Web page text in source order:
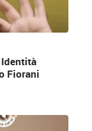
Identità
Fiorani